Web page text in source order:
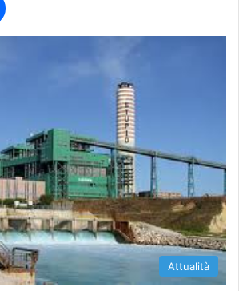
Attualità